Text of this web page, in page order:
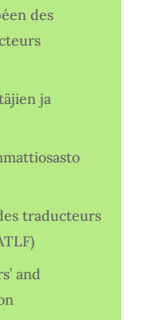
des
ja
traducteurs
and